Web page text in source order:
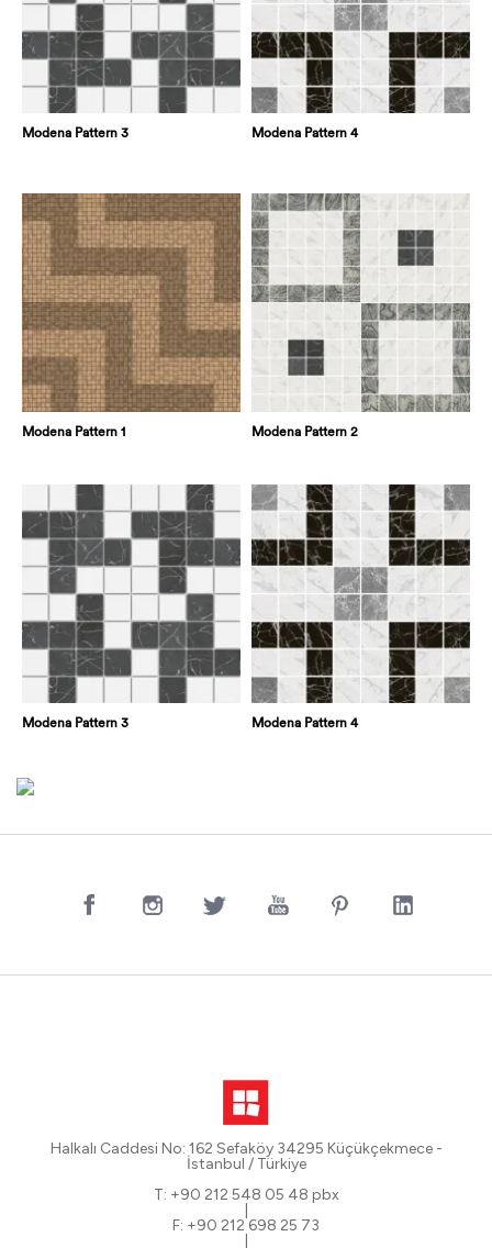
Modena Pattern 3 Modena Pattern 4
Modena Pattern 1 Modena Pattern 2
Modena Pattern 3 Modena Pattern 4
Halkalı Caddesi No: 162 Sefaköy 34295 Küçükçekmece -
İstanbul / Türkiye
T: +90 212 548 05 48 pbx
F: +90 212 698 25 73